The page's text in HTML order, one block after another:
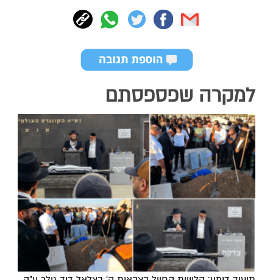
למקרה שפספסתם